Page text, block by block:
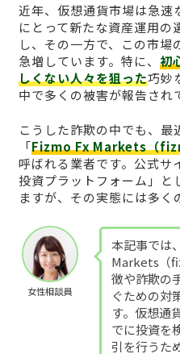
近年、仮想通貨市場は急速
にとって新たな資産運用の
し、その一方で、この市場
急増しています。特に、 初
しくない人々を狙った巧妙
中で多くの被害が報告され
こうした詐欺の中でも、最
「Fizmo Fx Markets（
呼ばれる業者です。公式サ
投資プラットフォーム」と
ますが、その実態には多く
女性相談員
本記事では
Markets（
徴や詐欺の
ぐための対
す。仮想通
でに投資を
引を行うた